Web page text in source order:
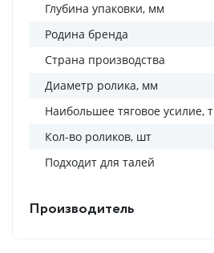
Глубина упаковки, мм
Родина бренда
Страна производства
Диаметр ролика, мм
Наибольшее тяговое усилие, т
Кол-во роликов, шт
Подходит для талей
Производитель